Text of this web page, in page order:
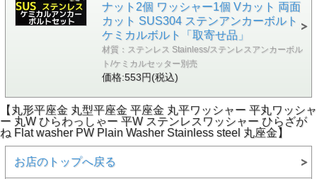
ナット2個 ワッシャー1個 Vカット 両面
カット SUS304 ステンアンカーボルト
ケミカルボルト「取寄せ品」
材質：ステンレス Stainless/ステンレスアンカーボル
ト/ケミカルセッター別売
価格:553円(税込)
【丸形平座金 丸型平座金 平座金 丸平ワッシャー 平丸ワッシャ
ー 丸W ひらわっしゃー 平W ステンレスワッシャー ひらざが
ね Flat washer PW Plain Washer Stainless steel 丸座金】
お店のトップへ戻る